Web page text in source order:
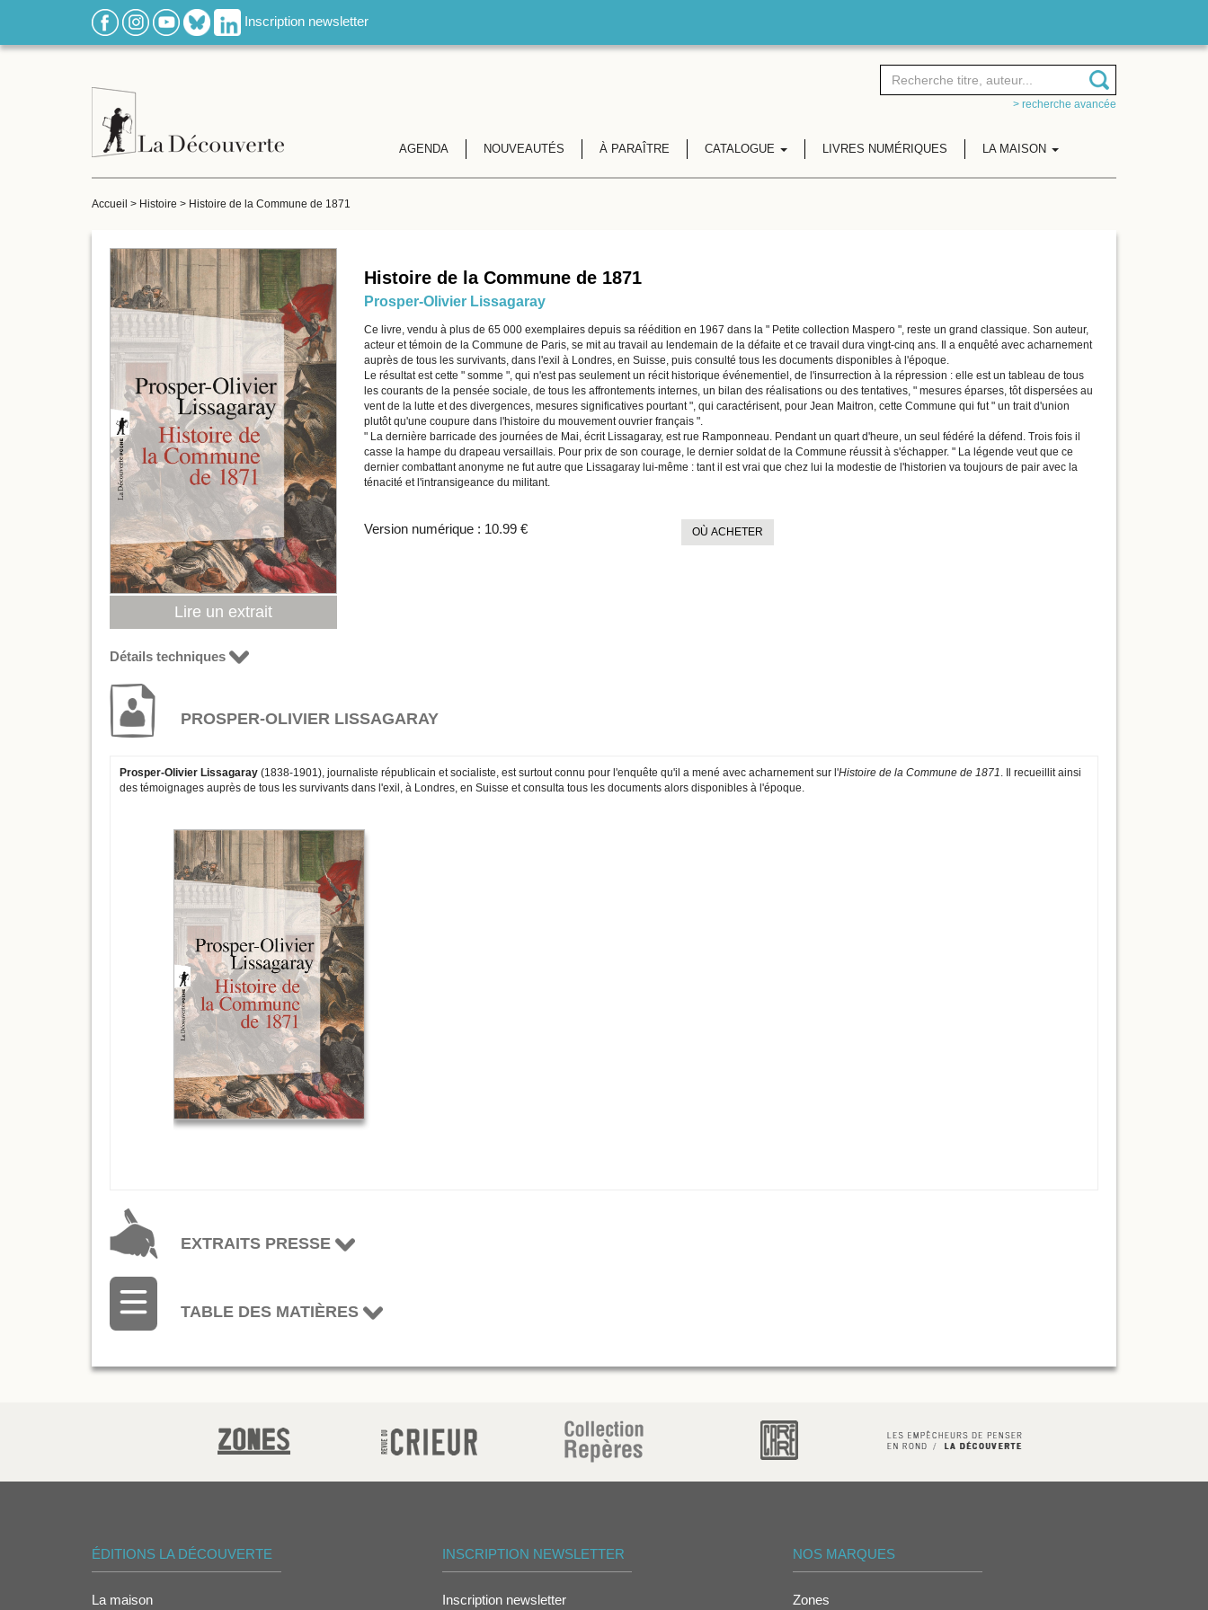
Inscription newsletter
> recherche avancée
AGENDA NOUVEAUTÉS À PARAÎTRE CATALOGUE LIVRES NUMÉRIQUES LA MAISON
Accueil > Histoire > Histoire de la Commune de 1871
Lire un extrait
Histoire de la Commune de 1871
Prosper-Olivier Lissagaray
Ce livre, vendu à plus de 65 000 exemplaires depuis sa réédition en 1967 dans la " Petite collection Maspero ", reste un grand classique. Son auteur,
acteur et témoin de la Commune de Paris, se mit au travail au lendemain de la défaite et ce travail dura vingt-cinq ans. Il a enquêté avec acharnement
auprès de tous les survivants, dans l'exil à Londres, en Suisse, puis consulté tous les documents disponibles à l'époque.
Le résultat est cette " somme ", qui n'est pas seulement un récit historique événementiel, de l'insurrection à la répression : elle est un tableau de tous
les courants de la pensée sociale, de tous les affrontements internes, un bilan des réalisations ou des tentatives, " mesures éparses, tôt dispersées au
vent de la lutte et des divergences, mesures significatives pourtant ", qui caractérisent, pour Jean Maitron, cette Commune qui fut " un trait d'union
plutôt qu'une coupure dans l'histoire du mouvement ouvrier français ".
" La dernière barricade des journées de Mai, écrit Lissagaray, est rue Ramponneau. Pendant un quart d'heure, un seul fédéré la défend. Trois fois il
casse la hampe du drapeau versaillais. Pour prix de son courage, le dernier soldat de la Commune réussit à s'échapper. " La légende veut que ce
dernier combattant anonyme ne fut autre que Lissagaray lui-même : tant il est vrai que chez lui la modestie de l'historien va toujours de pair avec la
ténacité et l'intransigeance du militant.
Version numérique : 10.99 € OÙ ACHETER
Détails techniques
PROSPER-OLIVIER LISSAGARAY
Prosper-Olivier Lissagaray (1838-1901), journaliste républicain et socialiste, est surtout connu pour l'enquête qu'il a mené avec acharnement sur l'Histoire de la Commune de 1871. Il recueillit ainsi
des témoignages auprès de tous les survivants dans l'exil, à Londres, en Suisse et consulta tous les documents alors disponibles à l'époque.
EXTRAITS PRESSE
TABLE DES MATIÈRES
ÉDITIONS LA DÉCOUVERTE
La maison
INSCRIPTION NEWSLETTER
Inscription newsletter
NOS MARQUES
Zones